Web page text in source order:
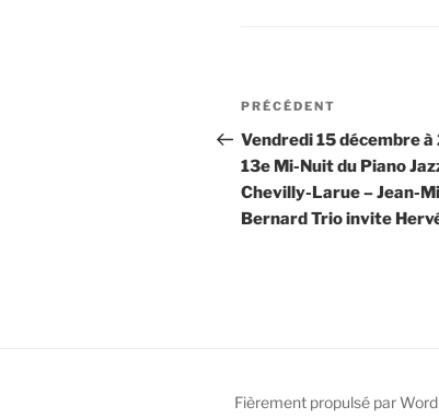
Navigation
de
l’article
Article
précédent
PRÉCÉDENT
Vendredi 15 décembre
13e Mi-Nuit du Piano
Chevilly-Larue – Jean-
Bernard Trio invite
Fièrement propulsé par